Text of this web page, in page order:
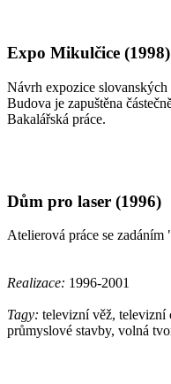
Expo Mikulčice (1998)
Návrh expozice
Budova je zapuštěna
Bakalářská práce.
Dům pro laser (1996)
Atelierová práce se zadáním
Realizace: 1996-2001
Tagy: televizní věž, televizní
průmyslové stavby, volná